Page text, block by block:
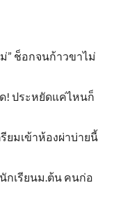
” ช็อกจนก้าวขาไม่
! ประหยัดแค่ไหนก็
ยมเข้าห้องผ่าบ่ายนี้
กเรียนม.ต้น คนก่อ